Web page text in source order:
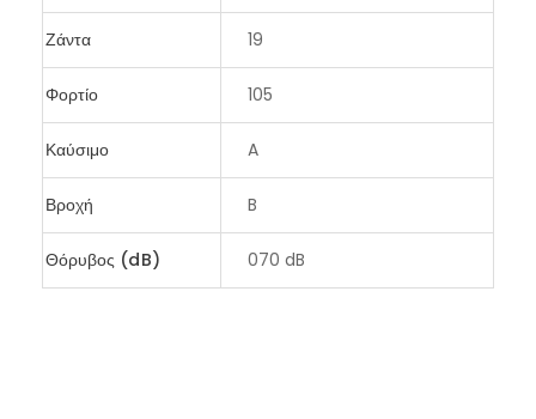
Ζάντα 19
Φορτίο 105
Καύσιμο A
Βροχή B
Θόρυβος (dB) 070 dB